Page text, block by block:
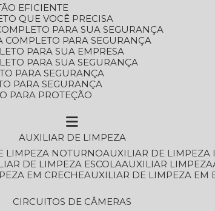
EFICIENTE
QUE VOCÊ PRECISA
PARA SUA SEGURANÇA
COMPLETO PARA SEGURANÇA
PARA SUA EMPRESA
PARA SUA SEGURANÇA
PARA SEGURANÇA
PARA SEGURANÇA
PARA PROTEÇÃO
AUXILIAR DE LIMPEZA
LIMPEZA NOTURNO
AUXILIAR DE
DE LIMPEZA ESCOLA AUXILIAR LIMPEZA
EM CRECHE
AUXILIAR DE LIMPEZA EM
CIRCUITOS DE CÂMERAS